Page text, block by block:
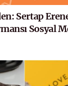
Sertap
Sosyal